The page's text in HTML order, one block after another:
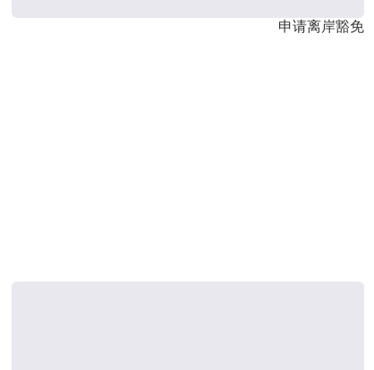
申请离岸豁免